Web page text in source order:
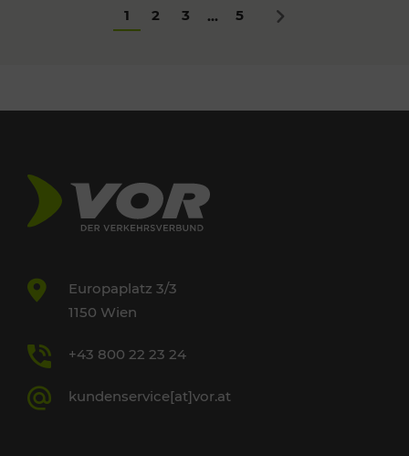
1 2 3 ... 5 Nächstes
Europaplatz 3/3
1150 Wien
+43 800 22 23 24
kundenservice[at]vor.at